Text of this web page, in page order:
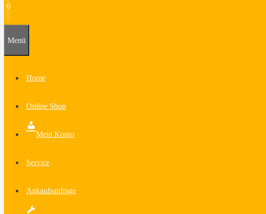
0
Menü
Home
Online Shop
Mein Konto
Service
Ankaufsanfrage